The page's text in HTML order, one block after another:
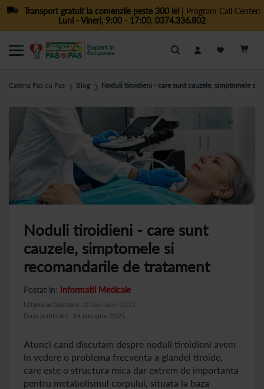
Transport gratuit la comenzile peste 300 lei| Program Call Center:
Luni - Vineri, 9:00 - 17:00, 0374.336.802
Cautare
Catena Pas cu Pas ❯ Blog ❯ Noduli tiroidieni - care sunt cauzele, simptomele si
Noduli tiroidieni - care sunt
cauzele, simptomele si
recomandarile de tratament
Postat in: Informatii Medicale
Data publicării: 14 ianuarie 2025
Ultima actualizare: 20 ianuarie 2025
Atunci cand discutam despre noduli tiroidieni avem
in vedere o problema frecventa a glandei tiroide,
care este o structura mica dar extrem de importanta
pentru metabolismul corpului, situata la baza